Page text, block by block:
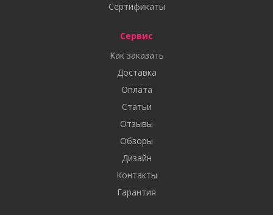
Сертификаты
Сервис
Как заказать
Доставка
Оплата
Статьи
Отзывы
Обзоры
Дизайн
Контакты
Гарантия